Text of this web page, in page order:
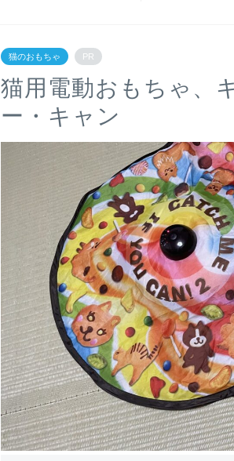
猫のおもちゃ PR
猫用電動おもちゃ、
ー・キャン